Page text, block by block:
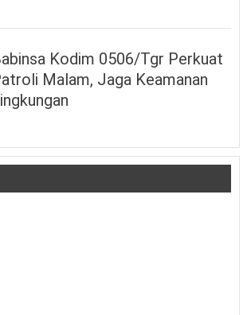
Kodim 0506/Tgr Perkuat
Malam, Jaga Keamanan